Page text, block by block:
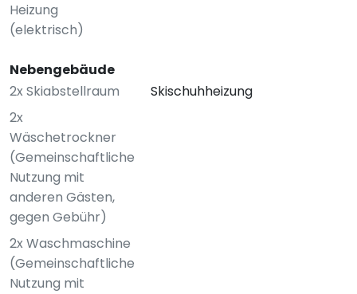
Heizung
(elektrisch)
Nebengebäude
2x Skiabstellraum
Skischuhheizung
2x
Wäschetrockner
(Gemeinschaftliche
Nutzung mit
anderen Gästen,
gegen Gebühr)
2x Waschmaschine
(Gemeinschaftliche
Nutzung mit